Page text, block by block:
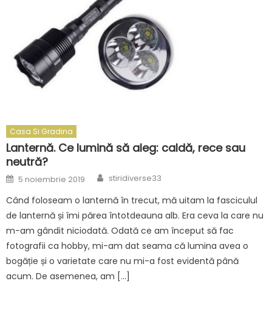
Casa Si Gradina
Lanternă. Ce lumină să aleg: caldă, rece sau
neutră?
Posted
on
5 noiembrie 2019 Author
stiridiverse33
Când foloseam o lanternă în trecut, mă uitam la fasciculul
de lanternă și îmi părea întotdeauna alb. Era ceva la care nu
m-am gândit niciodată. Odată ce am început să fac
fotografii ca hobby, mi-am dat seama că lumina avea o
bogăție și o varietate care nu mi-a fost evidentă până
acum. De asemenea, am […]